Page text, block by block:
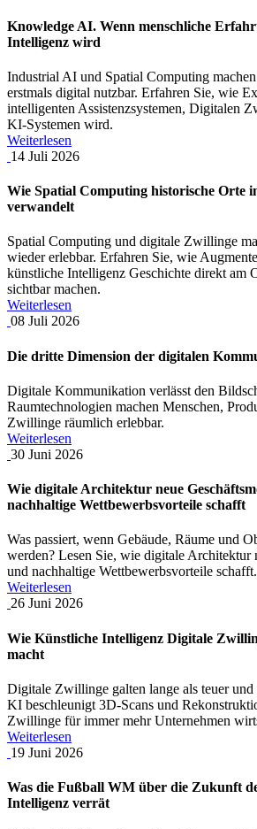
Knowledge AI. Wenn menschliche
Intelligenz wird
Industrial AI und Spatial Computing
erstmals digital nutzbar. Erfahren Sie, wie
intelligenten Assistenzsystemen, Digitalen
KI-Systemen wird.
Weiterlesen
14 Juli 2026
Wie Spatial Computing historische Orte
verwandelt
Spatial Computing und digitale Zwillinge
wieder erlebbar. Erfahren Sie, wie
künstliche Intelligenz Geschichte direkt am
sichtbar machen.
Weiterlesen
08 Juli 2026
Die dritte Dimension der digitalen
Digitale Kommunikation verlässt den
Raumtechnologien machen Menschen,
Zwillinge räumlich erlebbar.
Weiterlesen
30 Juni 2026
Wie digitale Architektur neue
nachhaltige Wettbewerbsvorteile schafft
Was passiert, wenn Gebäude, Räume und
werden? Lesen Sie, wie digitale Architektur
und nachhaltige Wettbewerbsvorteile schafft.
Weiterlesen
26 Juni 2026
Wie Künstliche Intelligenz Digitale
macht
Digitale Zwillinge galten lange als teuer
KI beschleunigt 3D-Scans und
Zwillinge für immer mehr Unternehmen
Weiterlesen
19 Juni 2026
Was die Fußball WM über die Zukunft
Intelligenz verrät